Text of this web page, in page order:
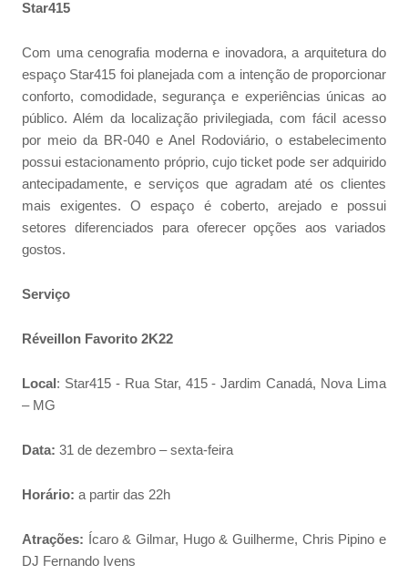
Star415
Com uma cenografia moderna e inovadora, a arquitetura do
espaço Star415 foi planejada com a intenção de proporcionar
conforto, comodidade, segurança e experiências únicas ao
público. Além da localização privilegiada, com fácil acesso
por meio da BR-040 e Anel Rodoviário, o estabelecimento
possui estacionamento próprio, cujo ticket pode ser adquirido
antecipadamente, e serviços que agradam até os clientes
mais exigentes. O espaço é coberto, arejado e possui
setores diferenciados para oferecer opções aos variados
gostos.
Serviço
Réveillon Favorito 2K22
Local : Star415 - Rua Star, 415 - Jardim Canadá, Nova Lima
– MG
Data: 31 de dezembro – sexta-feira
Horário: a partir das 22h
Atrações:
Ícaro & Gilmar, Hugo & Guilherme, Chris Pipino e
DJ Fernando Ivens